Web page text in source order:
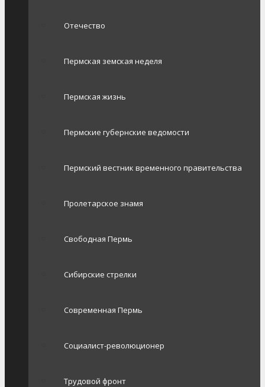
Отечество
Пермская земская неделя
Пермская жизнь
Пермские губернские ведомости
Пермский вестник временного правительства
Пролетарское знамя
Свободная Пермь
Сибирские стрелки
Современная Пермь
Социалист-революционер
Трудовой фронт